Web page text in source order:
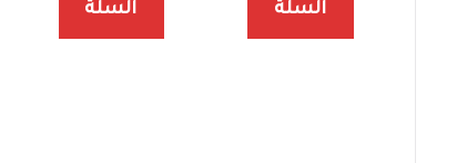
السلة
السلة